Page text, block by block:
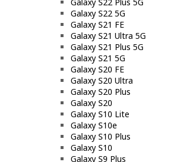
Galaxy S22 5G
Galaxy S21 FE
Galaxy S21 Ultra 5G
Galaxy S21 Plus 5G
Galaxy S21 5G
Galaxy S20 FE
Galaxy S20 Ultra
Galaxy S20 Plus
Galaxy S20
Galaxy S10 Lite
Galaxy S10e
Galaxy S10 Plus
Galaxy S10
Galaxy S9 Plus